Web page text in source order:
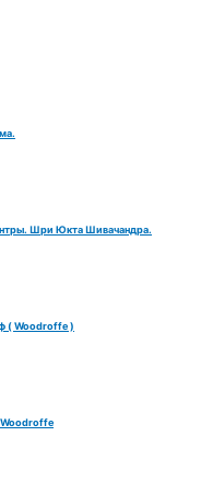
Шри Юкта Шивачандра.
( Woodroffe )
Woodroffe